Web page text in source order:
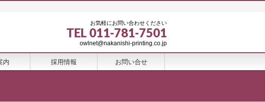
お気軽にお問い合わせください
TEL 011-781-7501
owlnet@nakanishi-printing.co.jp
内 採用情報 お問い合せ